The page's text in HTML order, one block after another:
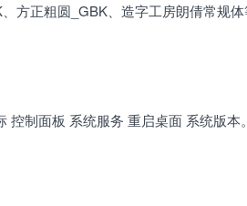
方正粗圆_GBK、造字工房朗倩常规体
制面板 系统服务 重启桌面 系统版本。